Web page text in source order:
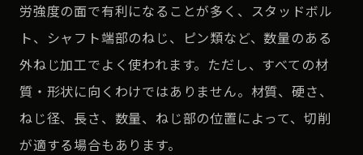
労強度の面で有利になることが多く、スタッドボル
ト、シャフト端部のねじ、ピン類など、数量のある
外ねじ加工でよく使われます。ただし、すべての材
質・形状に向くわけではありません。材質、硬さ、
ねじ径、長さ、数量、ねじ部の位置によって、切削
が適する場合もあります。